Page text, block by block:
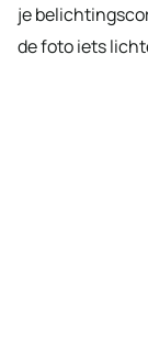
je
de foto iets